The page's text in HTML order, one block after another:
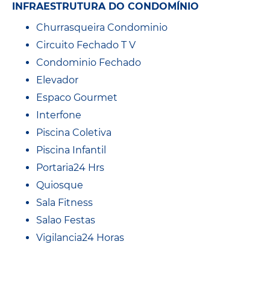
INFRAESTRUTURA DO CONDOMÍNIO
Churrasqueira Condominio
Circuito Fechado T V
Condominio Fechado
Elevador
Espaco Gourmet
Interfone
Piscina Coletiva
Piscina Infantil
Portaria24 Hrs
Quiosque
Sala Fitness
Salao Festas
Vigilancia24 Horas